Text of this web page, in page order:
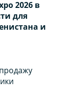
2026 в
для
и